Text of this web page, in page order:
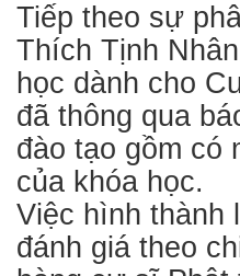
Tiếp theo sự
Thích Tịnh
học dành cho
đã thông qua
đào tạo gồm có
của khóa học.
Việc hình thành
đánh giá theo